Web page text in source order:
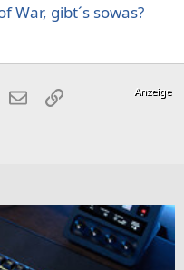
War, gibt´s sowas?
E-MailLink